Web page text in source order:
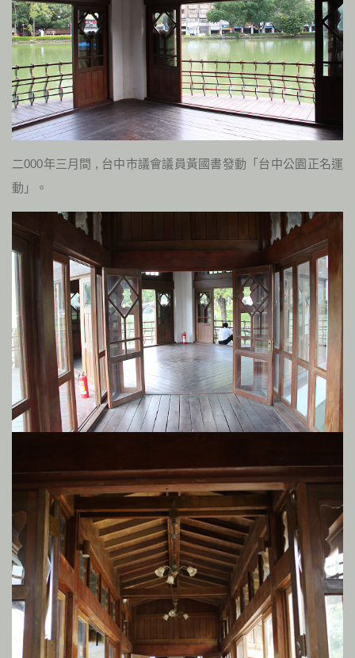
二000年三月間 , 台中市議會議員黃國書發動「台中公園正名運
動」。